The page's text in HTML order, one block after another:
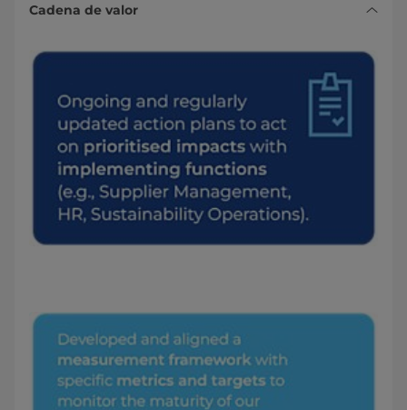
Cadena de valor